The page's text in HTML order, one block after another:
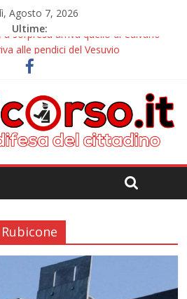
Agosto 7, 2026
Ultime:
sorpresa arriva quello di Caivano
alle pendici del Vesuvio
info per contattarci
disattivazione all’amarezza di chi
il tutor